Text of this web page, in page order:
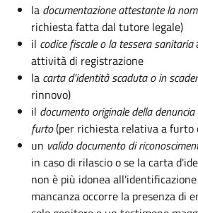
la documentazioneattestante la
richiesta fatta dal tutore legale)
il codice fiscale o la tessera sanitaria
attività di registrazione
la carta d'identità scaduta o in
rinnovo)
il documento originale della
furto(per richiesta relativa a furto
un valido documento di
in caso di rilascio o se la carta
non è più idonea
mancanza occorre la presenza di